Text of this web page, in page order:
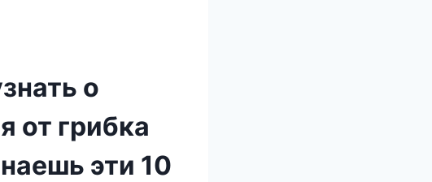
о
от грибка
эти 10